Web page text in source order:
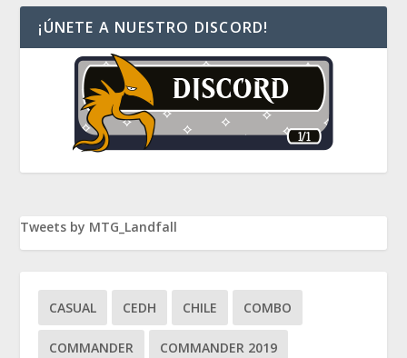
¡ÚNETE A NUESTRO DISCORD!
Tweets by MTG_Landfall
CASUAL CEDH CHILE COMBO
COMMANDER COMMANDER 2019